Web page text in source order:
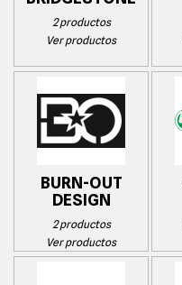
2 productos
Ver productos
BURN-OUT
DESIGN
2 productos
Ver productos